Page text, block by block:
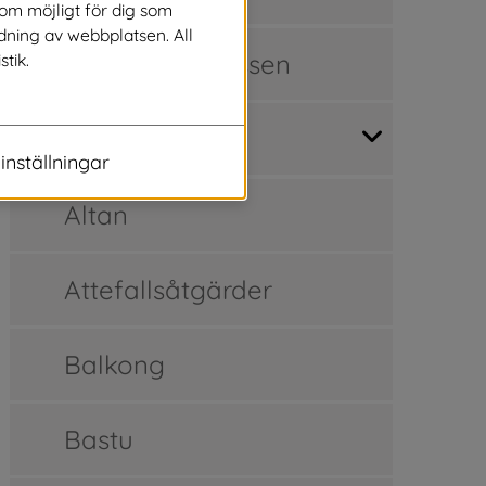
webbplats.
Bygglovsprocessen
Altan
Attefallsåtgärder
Balkong
Bastu
möjligt för dig som
av webbplatsen. All